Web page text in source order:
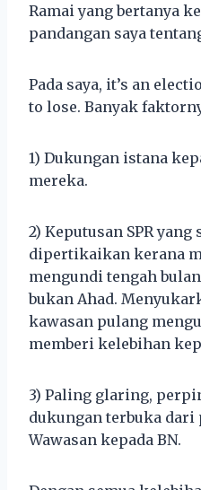
Ramai yang bertanya
pandangan saya
Pada saya, it’s an
to lose. Banyak
1) Dukungan istana
mereka.
2) Keputusan SPR
dipertikaikan kerana
mengundi tengah
bukan Ahad.
kawasan pulang
memberi kelebihan
3) Paling glaring,
dukungan terbuka dari
Wawasan kepada BN.